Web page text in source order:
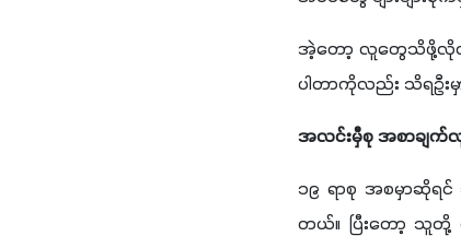
အဲ့တော့ လူတွေသိဖို့လိုတဲ့
ပါတာကိုလည်း သိရဦးမှ
အလင်းမှီစု အစာချက်လု
၁၉ ရာစု အစမှာဆိုရင်
တယ်။ ပြီးတော့ သူတို့